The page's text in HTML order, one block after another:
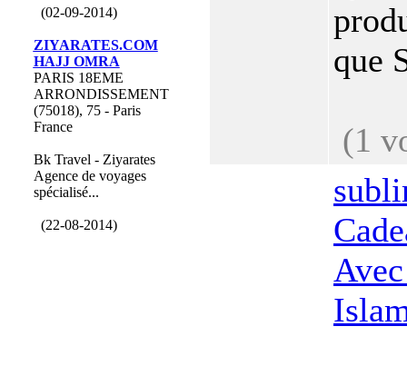
(02-09-2014)
ZIYARATES.COM
HAJJ OMRA
PARIS 18EME
ARRONDISSEMENT
(75018), 75 - Paris
France
Bk Travel - Ziyarates
Agence de voyages
spécialisé...
(22-08-2014)
que
(1